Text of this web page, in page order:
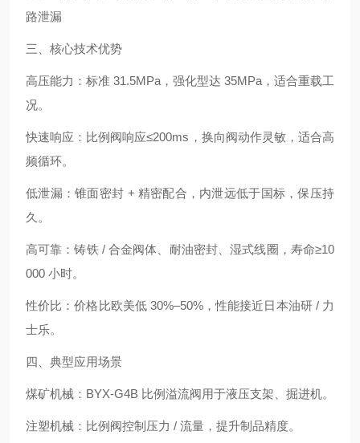
路泄漏
三、核心技术优势
高压能力：标准 31.5MPa，强化型达 35MPa，适合重载工
况。
快速响应：比例阀响应≤200ms，换向阀动作灵敏，适合高
频循环。
低泄漏：锥面密封 + 精密配合，内泄远低于国标，保压持
久。
高可靠：铸铁 / 合金阀体、耐油密封、湿式线圈，寿命≥10
000 小时。
性价比：价格比欧美低 30%–50%，性能接近日本油研 / 力
士乐。
四、典型应用场景
煤矿机械：BYX-G4B 比例溢流阀用于液压支架、掘进机。
注塑机械：比例阀控制压力 / 流量，提升制品精度。